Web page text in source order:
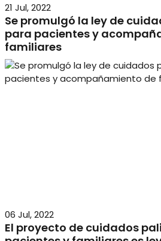
21 Jul, 2022
Se promulgó la ley de
para pacientes y
familiares
06 Jul, 2022
El proyecto de cuidados